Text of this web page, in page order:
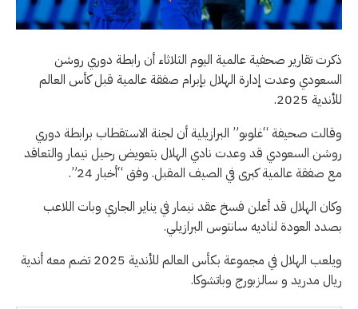
ذكرت تقارير صحفية عالمية اليوم الثلاثاء أن رابطة دوري روشن
السعودي وعدت إدارة الهلال بإبرام صفقة عالمية قبل كأس العالم
للأندية 2025.
وقالت صحيفة “غلوبو” البرازيلية أن لجنة الاستقطاب برابطة دوري
روشن السعودي قد وعدت نادي الهلال بتعويض رحيل نيمار والتعاقد
مع صفقة عالمية كبرى في الصيف المقبل. وفق “أخبار 24”.
وكان الهلال قد أعلن فسخ عقد نيمار في يناير الجاري وبات اللاعب
بصدد العودة لناديه سانتوس البرازيلي.
ويلعب الهلال في مجموعة بكأس العالم للأندية 2025 تضم معه أندية
ريال مدريد و سالزبورج وباتشوكا.